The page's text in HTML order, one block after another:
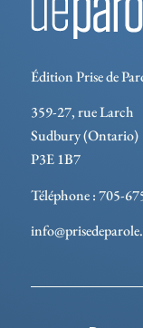
Édition Prise de
359-27, rue Larch
Sudbury (Ontario)
P3E 1B7
Téléphone : 705-